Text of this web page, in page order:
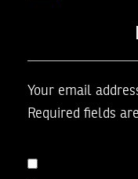
Your email
Required fields